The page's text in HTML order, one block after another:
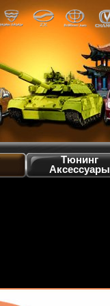
Тюнинг
Аксессуары